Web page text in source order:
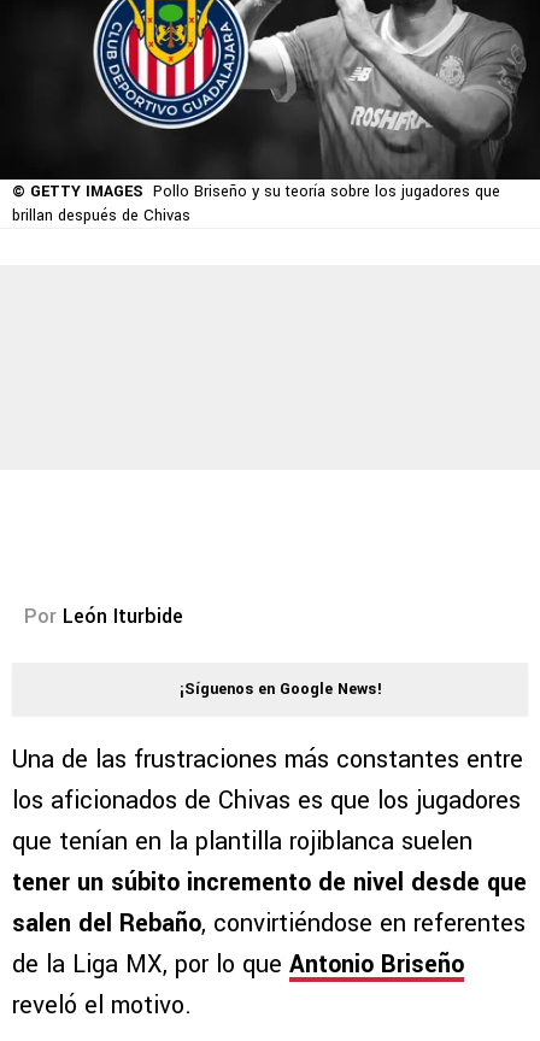
© GETTY IMAGES Pollo Briseño y su teoría sobre los jugadores que
brillan después de Chivas
Por León Iturbide
¡Síguenos en Google News!
Una de las frustraciones más constantes entre
los aficionados de Chivas es que los jugadores
que tenían en la plantilla rojiblanca suelen
tener un súbito incremento de nivel desde que
salen del Rebaño, convirtiéndose en referentes
de la Liga MX, por lo que Antonio Briseño
reveló el motivo.